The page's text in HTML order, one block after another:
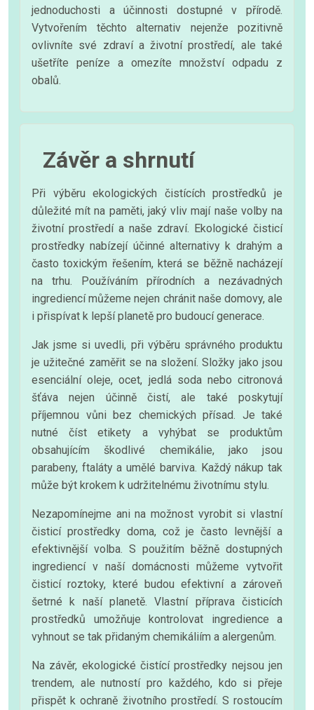
jednoduchosti a účinnosti dostupné v přírodě.
Vytvořením těchto alternativ nejenže pozitivně
ovlivníte své zdraví a životní prostředí, ale také
ušetříte peníze a omezíte množství odpadu z
obalů.
Závěr a shrnutí
Při výběru ekologických čistících prostředků je
důležité mít na paměti, jaký vliv mají naše volby na
životní prostředí a naše zdraví. Ekologické čisticí
prostředky nabízejí účinné alternativy k drahým a
často toxickým řešením, která se běžně nacházejí
na trhu. Používáním přírodních a nezávadných
ingrediencí můžeme nejen chránit naše domovy, ale
i přispívat k lepší planetě pro budoucí generace.
Jak jsme si uvedli, při výběru správného produktu
je užitečné zaměřit se na složení. Složky jako jsou
esenciální oleje, ocet, jedlá soda nebo citronová
šťáva nejen účinně čistí, ale také poskytují
příjemnou vůni bez chemických přísad. Je také
nutné číst etikety a vyhýbat se produktům
obsahujícím škodlivé chemikálie, jako jsou
parabeny, ftaláty a umělé barviva. Každý nákup tak
může být krokem k udržitelnému životnímu stylu.
Nezapomínejme ani na možnost vyrobit si vlastní
čisticí prostředky doma, což je často levnější a
efektivnější volba. S použitím běžně dostupných
ingrediencí v naší domácnosti můžeme vytvořit
čisticí roztoky, které budou efektivní a zároveň
šetrné k naší planetě. Vlastní příprava čisticích
prostředků umožňuje kontrolovat ingredience a
vyhnout se tak přidaným chemikáliím a alergenům.
Na závěr, ekologické čistící prostředky nejsou jen
trendem, ale nutností pro každého, kdo si přeje
přispět k ochraně životního prostředí. S rostoucím